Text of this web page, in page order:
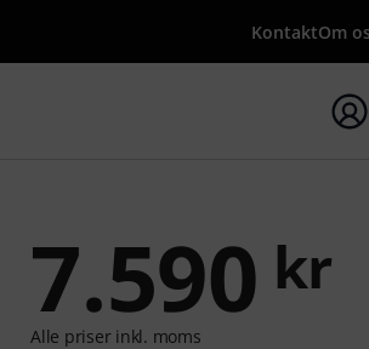
KontaktOm os
med søgeord {searchTerm}
7.590 kr
Alle priser inkl. moms